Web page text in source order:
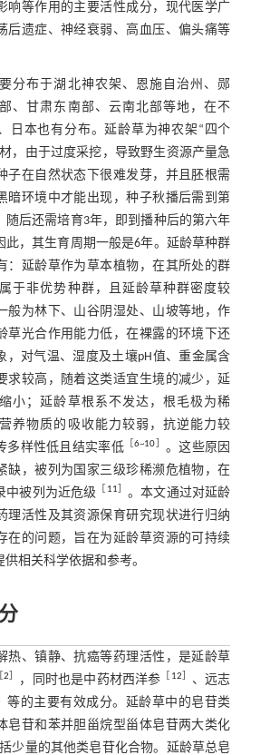
响等作用的主要活性成分，现代医学广
后遗症、神经衰弱、高血压、偏头痛等
分布于湖北神农架、恩施自治州、郧
、甘肃东南部、云南北部等地，在不
日本也有分布。延龄草为神农架“四个
，由于过度采挖，导致野生资源产量急
子在自然状态下很难发芽，并且胚根需
暗环境中才能出现，种子秋播后需到第
随后还需培育3年，即到播种后的第六年
此，其生育周期一般是6年。延龄草种群
：延龄草作为草本植物，在其所处的群
于非优势种群，且延龄草种群密度较
般为林下、山谷阴湿处、山坡等地，作
草光合作用能力低，在裸露的环境下还
，对气温、湿度及土壤pH值、重金属含
求较高，随着这类适宜生境的减少，延
小；延龄草根系不发达，根毛极为稀
养物质的吸收能力较弱，抗逆能力较
多样性低且结实率低 ［6~10
。这些原因
缺，被列为国家三级珍稀濒危植物，在
中被列为近危级
11
。本文通过对延龄
理活性及其资源保育研究现状进行归纳
在的问题，旨在为延龄草资源的可持续
相关科学依据和参考。
热、镇静、抗癌等药理活性，是延龄草
2 ，同时也是中药材西洋参 12 、远志
］等的主要有效成分。延龄草中的皂苷类
皂苷和苯并胆甾烷型甾体皂苷两大类化
少量的其他类皂苷化合物。延龄草总皂